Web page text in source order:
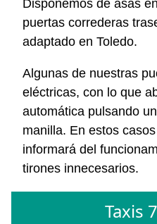
Disponemos de asas
puertas correderas
adaptado en Toledo.
Algunas de nuestras
eléctricas, con lo que
automática pulsando
manilla. En estos
informará del
tirones innecesarios.
Taxis